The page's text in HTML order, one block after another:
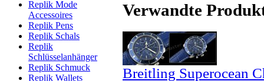
Replik Mode
Accessoires
Replik Pens
Replik Schals
Replik
Schlüsselanhänger
Replik Schmuck
Replik Wallets
Verwandte
Breitling Superocean